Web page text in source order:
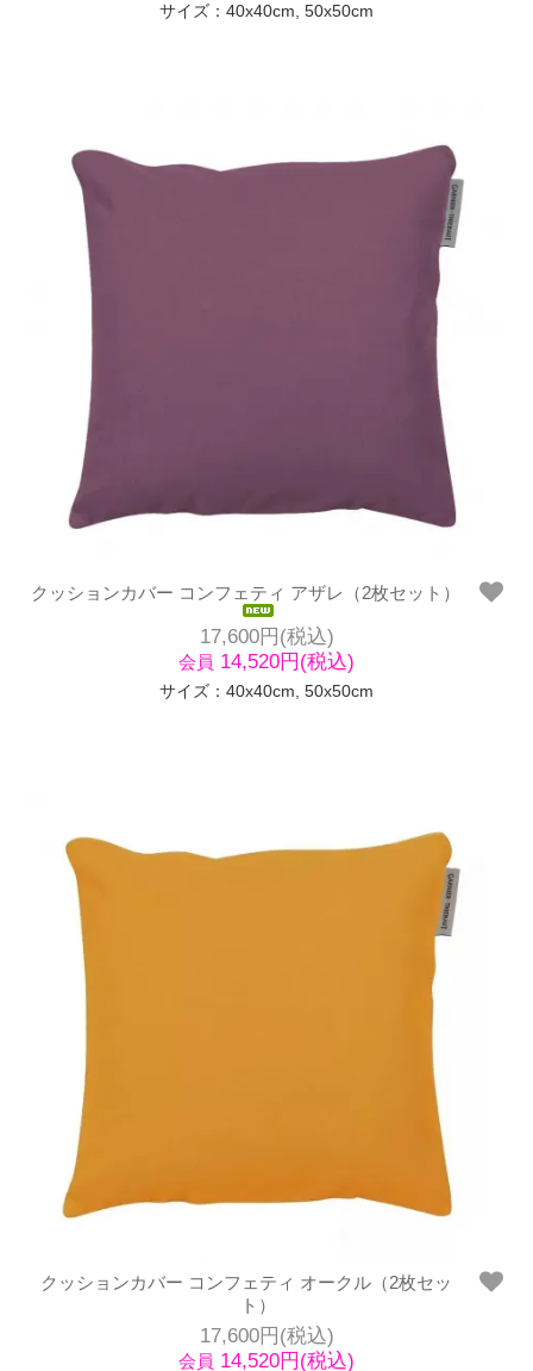
サイズ：40x40cm, 50x50cm
クッションカバー コンフェティ アザレ（2枚セット）
17,600円(税込)
会員 14,520円(税込)
サイズ：40x40cm, 50x50cm
クッションカバー コンフェティ オークル（2枚セッ
ト）
17,600円(税込)
会員 14,520円(税込)